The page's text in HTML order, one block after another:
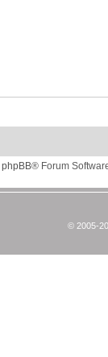
phpBB® Forum
© 2005-